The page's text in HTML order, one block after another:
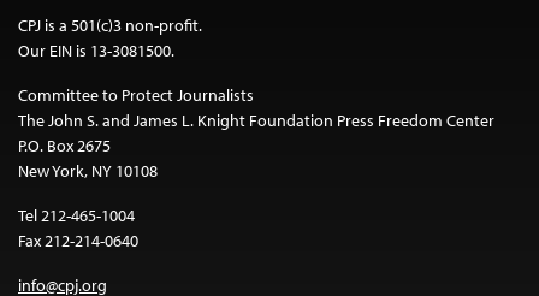
CPJ is a 501(c)3 non-profit.
Our EIN is 13-3081500.
Committee to Protect Journalists
The John S. and James L. Knight Foundation Press Freedom Center
P.O. Box 2675
New York, NY 10108
Tel 212-465-1004
Fax 212-214-0640
info@cpj.org